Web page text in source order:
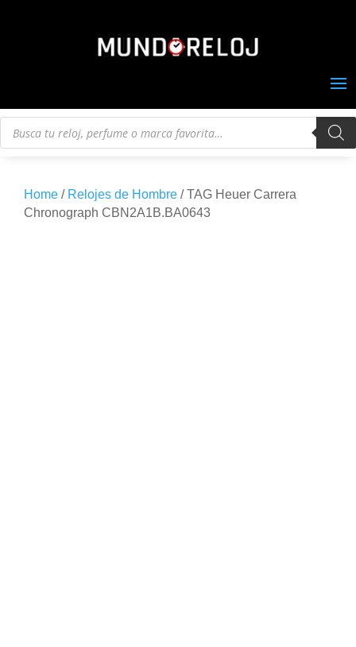
Búsqueda
Home / Relojes de Hombre / TAG Heuer Carrera
Chronograph CBN2A1B.BA0643